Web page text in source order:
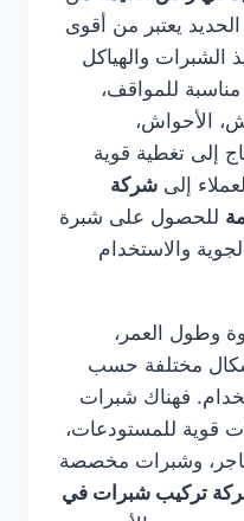
يعتبر من أقوى
الشبرات والهياكل
مناسبة للمواقف،
الأحواش،
إلى تغطية قوية
إلى شركة
للحصول على شبرة
والاستخدام
وطول العمر،
مختلفة حسب
فهناك شبرات
قوية للمستودعات،
وشبرات مخصصة
تركيب شبرات في